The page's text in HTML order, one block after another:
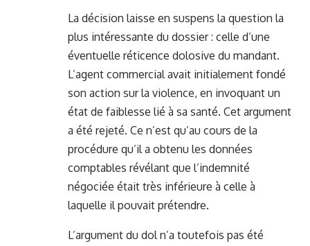
La décision laisse en suspens la question la
plus intéressante du dossier : celle d’une
éventuelle réticence dolosive du mandant.
L’agent commercial avait initialement fondé
son action sur la violence, en invoquant un
état de faiblesse lié à sa santé. Cet argument
a été rejeté. Ce n’est qu’au cours de la
procédure qu’il a obtenu les données
comptables révélant que l’indemnité
négociée était très inférieure à celle à
laquelle il pouvait prétendre.
L’argument du dol n’a toutefois pas été